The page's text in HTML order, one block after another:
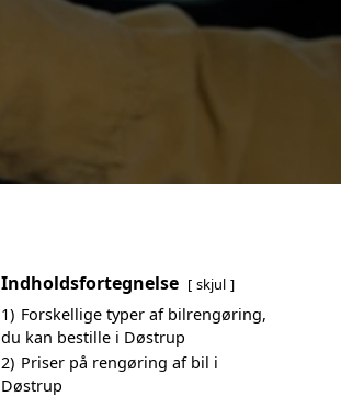
Indholdsfortegnelse skjul
1) Forskellige typer af bilrengøring,
du kan bestille i Døstrup
2) Priser på rengøring af bil i
Døstrup